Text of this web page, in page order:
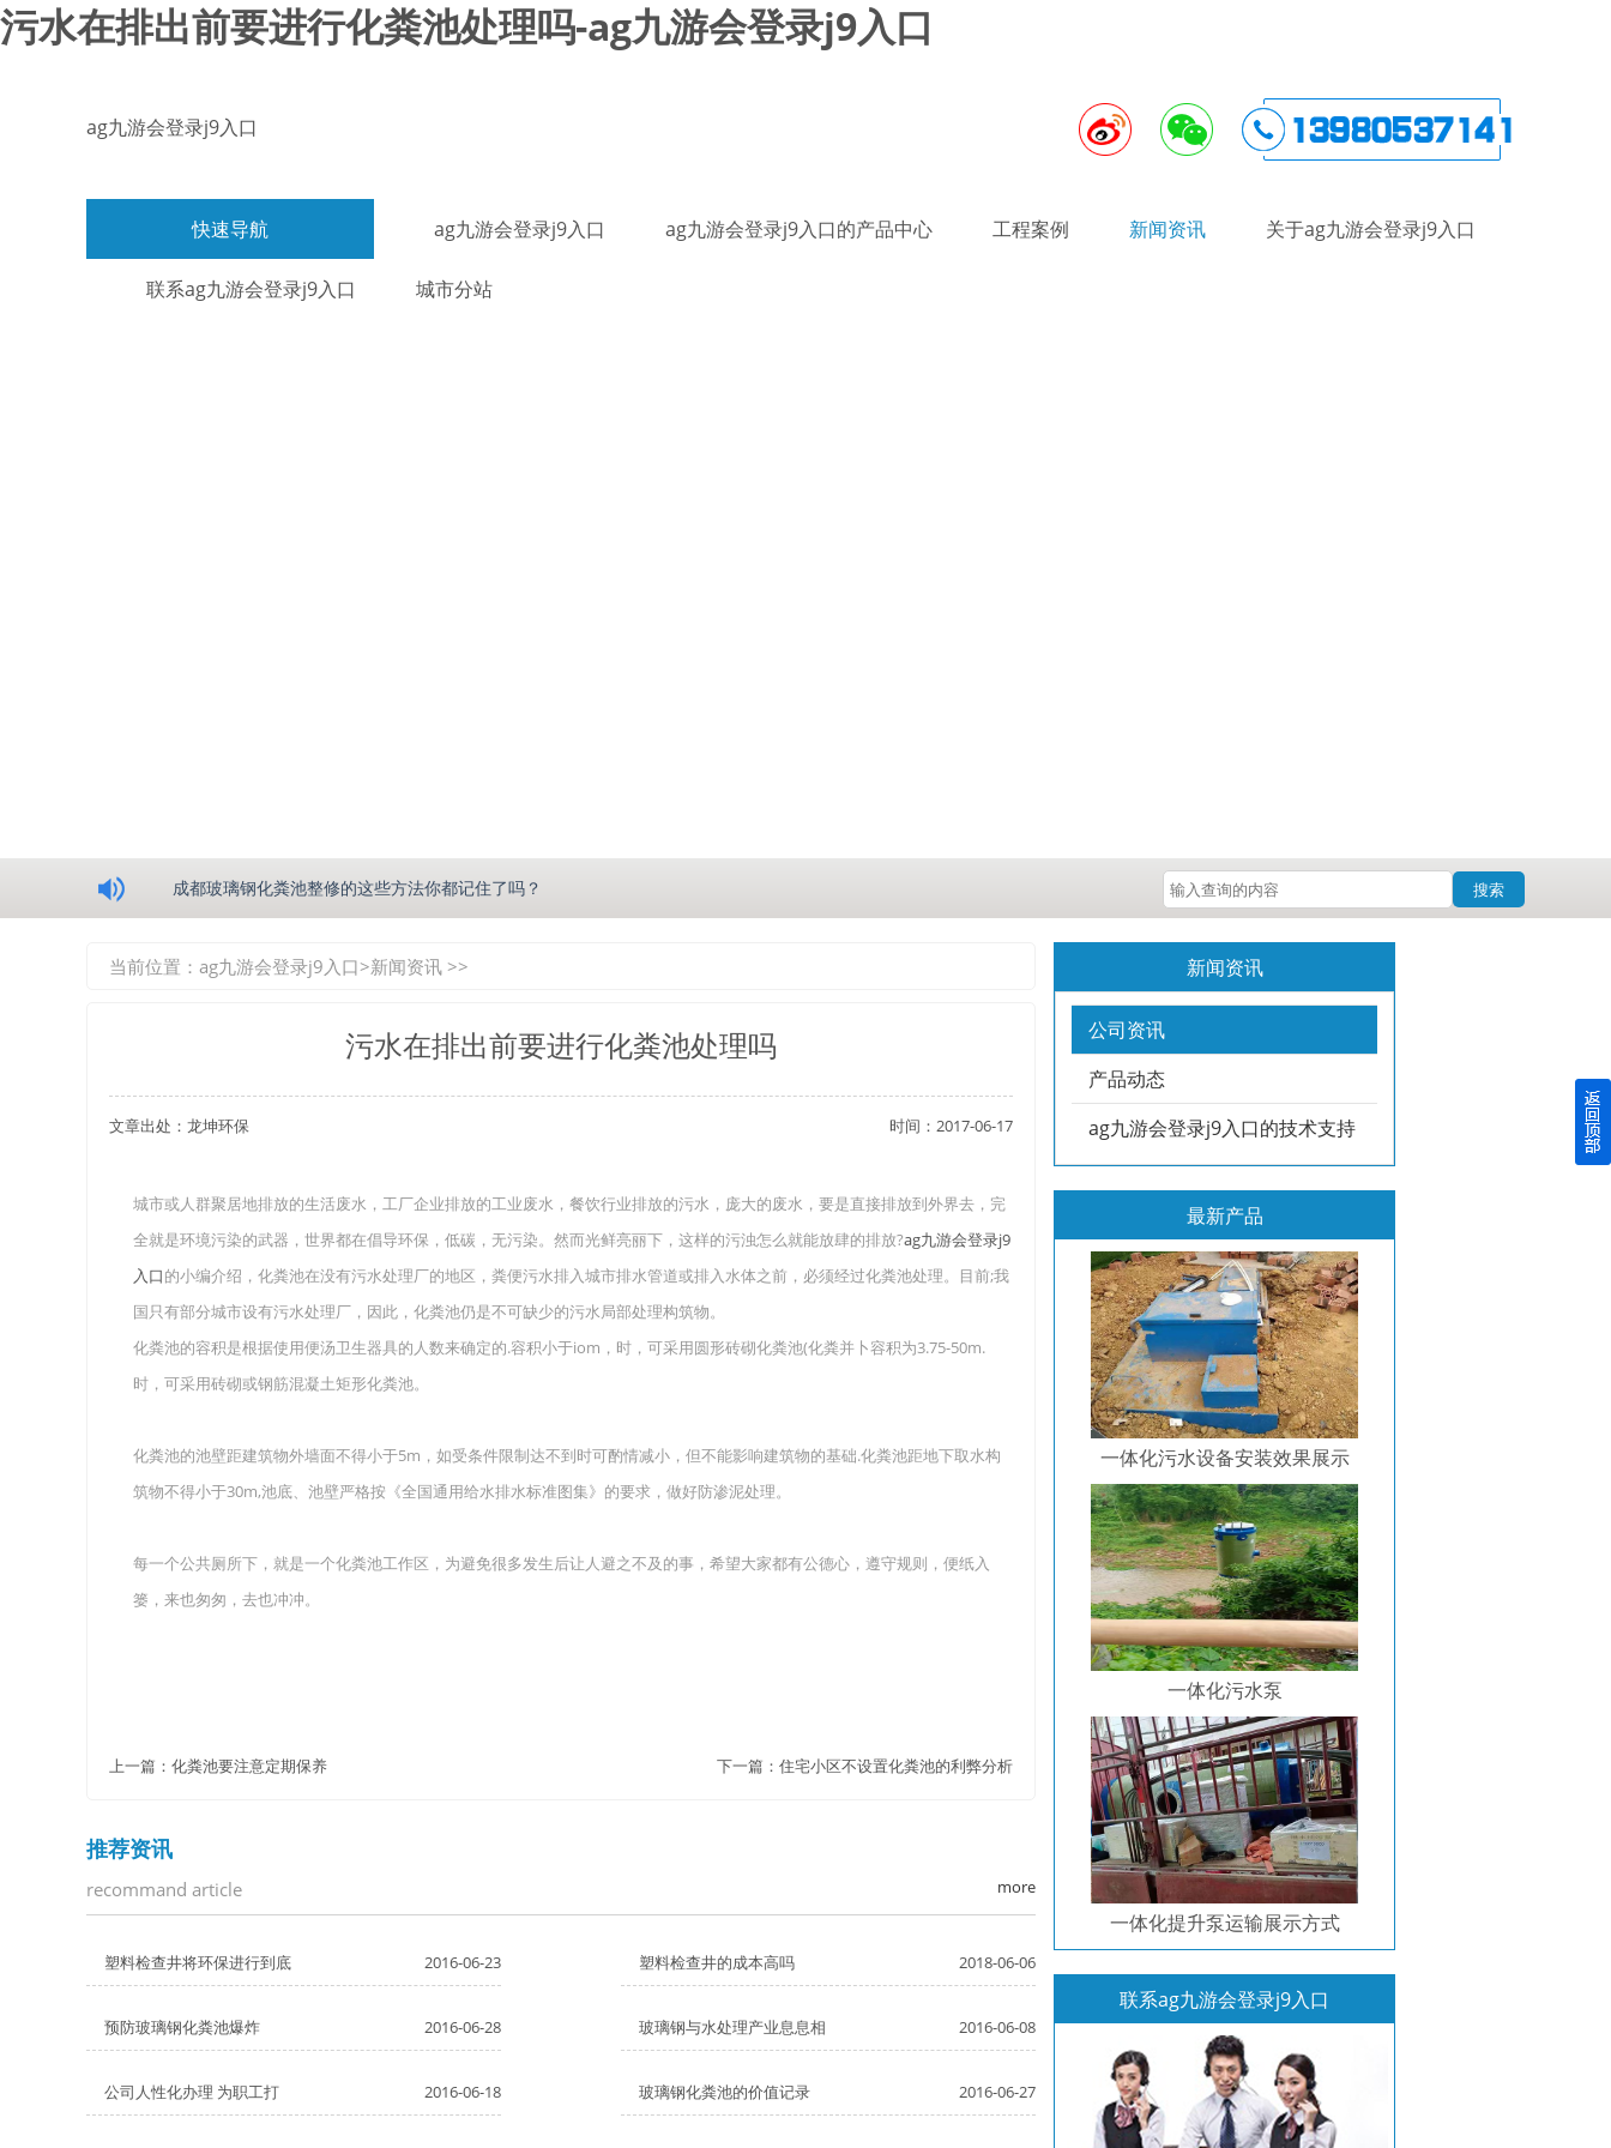
污水在排出前要进行化粪池处理吗-ag九游会登录j9入口
ag九游会登录j9入口
快速导航 ag九游会登录j9入口 ag九游会登录j9入口的产品中心 工程案例 新闻资讯 关于ag九游会登录j9入口
联系ag九游会登录j9入口 城市分站
成都玻璃钢化粪池整修的这些方法你都记住了吗？
四川玻璃钢化粪池逐渐取代传统玻璃钢化粪池的这几点原因你都记住了吗？
关于重庆玻璃钢化粪池的这些基础知识你都记住了吗？
在安装绵阳玻璃钢化粪池时可能遇到这些难题
使用成都玻璃钢化粪池的七大好处你都记住了吗？
搜索
当前位置： ag九游会登录j9入口>新闻资讯 >>
污水在排出前要进行化粪池处理吗
文章出处：龙坤环保 时间：2017-06-17
城市或人群聚居地排放的生活废水，工厂企业排放的工业废水，餐饮行业排放的污水，庞大的废水，要是直接排放到外界去，完
全就是环境污染的武器，世界都在倡导环保，低碳，无污染。然而光鲜亮丽下，这样的污浊怎么就能放肆的排放?ag九游会登录j9
入口的小编介绍，化粪池在没有污水处理厂的地区，粪便污水排入城市排水管道或排入水体之前，必须经过化粪池处理。目前;我
国只有部分城市设有污水处理厂，因此，化粪池仍是不可缺少的污水局部处理构筑物。
化粪池的容积是根据使用便汤卫生器具的人数来确定的.容积小于iom，时，可采用圆形砖砌化粪池(化粪并卜容积为3.75-50m.
时，可采用砖砌或钢筋混凝土矩形化粪池。
化粪池的池壁距建筑物外墙面不得小于5m，如受条件限制达不到时可酌情减小，但不能影响建筑物的基础.化粪池距地下取水构
筑物不得小于30m,池底、池壁严格按《全国通用给水排水标准图集》的要求，做好防渗泥处理。
每一个公共厕所下，就是一个化粪池工作区，为避免很多发生后让人避之不及的事，希望大家都有公德心，遵守规则，便纸入
篓，来也匆匆，去也冲冲。
上一篇： 化粪池要注意定期保养 下一篇： 住宅小区不设置化粪池的利弊分析
推荐资讯
recommand article more
塑料检查井将环保进行到底 2016-06-23 塑料检查井的成本高吗 2018-06-06
预防玻璃钢化粪池爆炸 2016-06-28 玻璃钢与水处理产业息息相 2016-06-08
公司人性化办理 为职工打 2016-06-18 玻璃钢化粪池的价值记录 2016-06-27
新闻资讯
公司资讯
产品动态
ag九游会登录j9入口的技术支持
最新产品
一体化污水设备安装效果展示
一体化污水泵
一体化提升泵运输展示方式
联系ag九游会登录j9入口